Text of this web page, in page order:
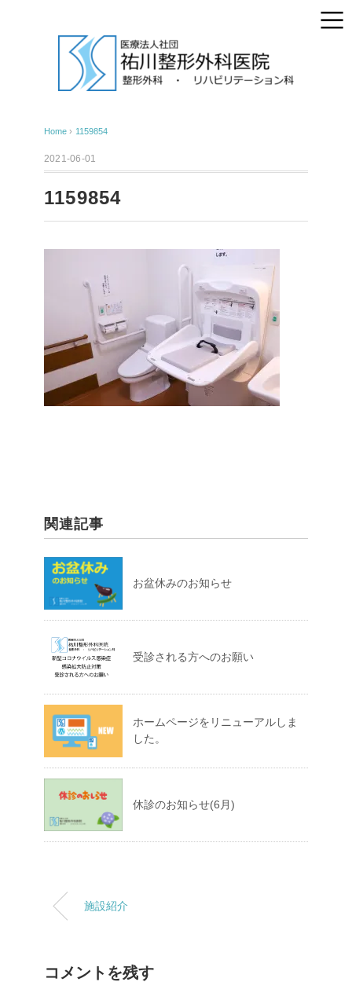
Home › 1159854
2021-06-01
1159854
関連記事
お盆休みのお知らせ
受診される方へのお願い
ホームページをリニューアルしま
した。
休診のお知らせ(6月)
施設紹介
コメントを残す